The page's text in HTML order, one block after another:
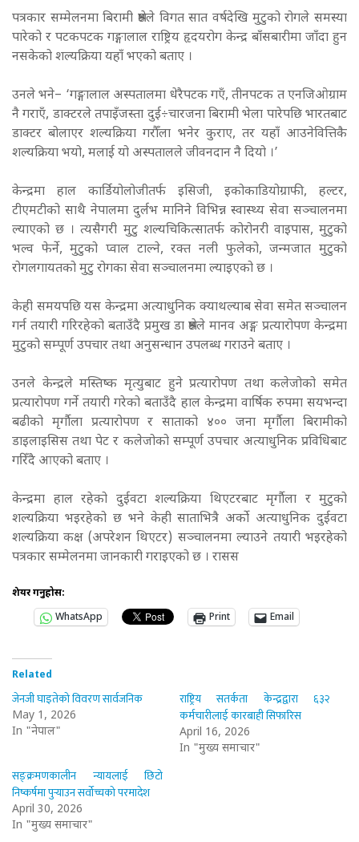
पत्रकार सम्मेलनमा बिरामी श्रेष्ठले विगत सात वर्षदेखि मुटुको रोगले समस्या
पारेको र पटकपटक गङ्गालाल राष्ट्रिय हृदयरोग केन्द्र बाँसबारीमा जाँदा हुन
नसकेको शल्यक्रिया यहाँ भएको बताए ।
उनले भने– ‘गङ्गालाल अस्पतालमा धेरैपटक गएँ, तीनपटक त एनजिओग्राम
नै गराएँ, डाक्टरले तपाइँजस्ता दुई÷चारजना बिरामी भेला पारेपछि भारतबाट
डाक्टर बोलाएर शल्यक्रिया गरौँला भनेर कुराए, तर यहाँ आउनेवित्तिकै
शल्यक्रिया भयो, मलाई यो अस्पतालले जीवनदान नै दियो ।’
केन्द्रमा हाल कार्डियोलोजीतर्फ इसिजी, इकोकाडियोग्राफी, हल्टर,
टीएमटीको साथै नेपालमा दुर्लभ मानिने विभिन्न स्वास्थ्य सेवा सञ्चालनमा
ल्याएको छ । त्यसैगरी मुटु शल्यचिकित्सातर्फ कोरोनरी वाइपास, मुटुको
भल्व फेर्ने, मुटुको प्वाल टाल्ने, रक्त नली फुलेको, जन्मजात मुटुको
रोगलगायतको मुटु रोगका सेवा सञ्चालनमा ल्याइएको छ ।
केही समयपछि यस केन्द्रमा अत्याधुनिक क्याथल्याब सेवा समेत सञ्चालन
गर्न तयारी गरिरहेको बताउँदै प्रमुख डा श्रेष्ठले मानव अङ्ग प्रत्यारोपण केन्द्रमा
मुटुको सम्पूर्ण उपचार तथा अनुसन्धान उपलब्ध गराउने बताए ।
उनले केन्द्रले मस्तिष्क मृत्युबाट हुने प्रत्यारोपण तथा कलेजोको समेत
प्रत्यारोपण गर्ने तयारी गरेको बताउँदै हाल केन्द्रमा वार्षिक रुपमा सयभन्दा
बढीको मृर्गौला प्रत्यारोपण र साताको ४०० जना मृर्गौला बिरामीको
डाइलाइसिस तथा पेट र कलेजोको सम्पूर्ण उपचार अत्याधुनिक प्रविधिबाट
गरिँदै आएको बताए ।
केन्द्रमा हाल रहेको दुईवटा शल्यक्रिया थिएटरबाट मृर्गौला र मुटुको
शल्यक्रिया भइरहेको छ भने केही साताभित्रै अर्को अत्याधुनिक दुईवटा
शल्यक्रिया कक्ष (अपरेशन थिएटर) सञ्चालनमा ल्याउने तयारी भइरहेको
पत्रकार सम्मेलनमा जानकारी गराइएको छ । रासस
शेयर गर्नुहोस:
WhatsApp
Print Email
Related
जेनजी घाइतेको विवरण सार्वजनिक
May 1, 2026
In "नेपाल"
राष्ट्रिय सतर्कता केन्द्रद्वारा ६३२
कर्मचारीलाई कारबाही सिफारिस
April 16, 2026
In "मुख्य समाचार"
सङ्क्रमणकालीन न्यायलाई छिटो
निष्कर्षमा पुर्‍याउन सर्वोच्चको परमादेश
April 30, 2026
In "मुख्य समाचार"